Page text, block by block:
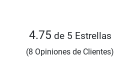
4.75 de 5 Estrellas
(8 Opiniones de Clientes)